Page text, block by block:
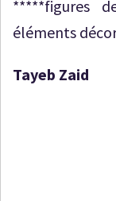
*****figures
éléments
Tayeb Zaid